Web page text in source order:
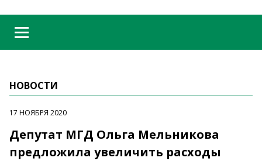
НОВОСТИ
17 НОЯБРЯ 2020
Депутат МГД Ольга Мельникова
предложила увеличить расходы